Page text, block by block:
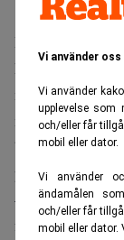
Vi använder
Vi använder
upplevelse som
och/eller får
mobil eller dator.
Vi använder
ändamålen
och/eller får
mobil eller dator.
Delårsrapporten
kvartal
miljarder
motsvarande
procent.
– Den stora
förväntningarna